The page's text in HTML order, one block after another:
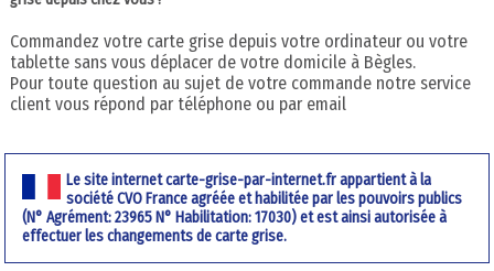
Commandez votre carte grise depuis votre ordinateur ou votre
tablette sans vous déplacer de votre domicile à Bègles.
Pour toute question au sujet de votre commande notre service
client vous répond par téléphone ou par email
Le site internet carte-grise-par-internet.fr appartient à la
société CVO France agréée et habilitée par les pouvoirs publics
(N° Agrément: 23965 N° Habilitation: 17030) et est ainsi autorisée à
effectuer les changements de carte grise.